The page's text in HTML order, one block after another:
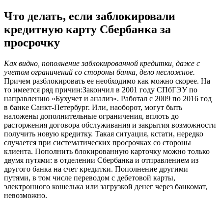
Что делать, если заблокировали
кредитную карту Сбербанка за
просрочку
Как видно, пополнение заблокированной кредитки, даже с
учетом ограничений со стороны банка, дело несложное.
Причем разблокировать ее необходимо как можно скорее. На
то имеется ряд причин:Закончил в 2001 году СПбГЭУ по
направлению «Бухучет и анализ». Работал с 2009 по 2016 год
в банке Санкт-Петербург. Или, наоборот, могут быть
наложены дополнительные ограничения, вплоть до
расторжения договора обслуживания и закрытия возможности
получить новую кредитку. Такая ситуация, кстати, нередко
случается при систематических просрочках со стороны
клиента. Пополнить блокированную карточку можно только
двумя путями: в отделении Сбербанка и отправлением из
другого банка на счет кредитки. Пополнение другими
путями, в том числе переводом с дебетовой карты,
электронного кошелька или загрузкой денег через банкомат,
невозможно.